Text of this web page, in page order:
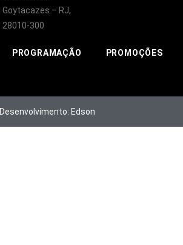
Goytacazes – RJ,
28010-300
PROGRAMAÇÃO PROMOÇÕES
Desenvolvimento: Edson